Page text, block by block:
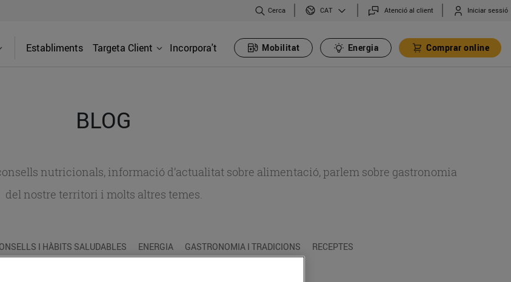
Cerca CAT Atenció al client Iniciar sessió
Establiments Targeta Client Incorpora't Mobilitat Energia Comprar online
BLOG
nutricionals, informació d’actualitat sobre alimentació, parlem sobre gastronomia
del nostre territori i molts altres temes.
I HÀBITS SALUDABLES ENERGIA GASTRONOMIA I TRADICIONS RECEPTES